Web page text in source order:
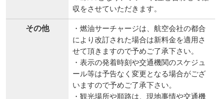
￥1,000となり、ツアー代金と合わせて徴
収をさせていただきます。
・燃油サーチャージは、航空会社の都合
により改訂された場合は新料金を適用さ
せて頂きますので予めご了承下さい。
・表示の発着時刻や交通機関のスケジュ
ール等は予告なく変更となる場合がござ
いますので予めご了承下さい。